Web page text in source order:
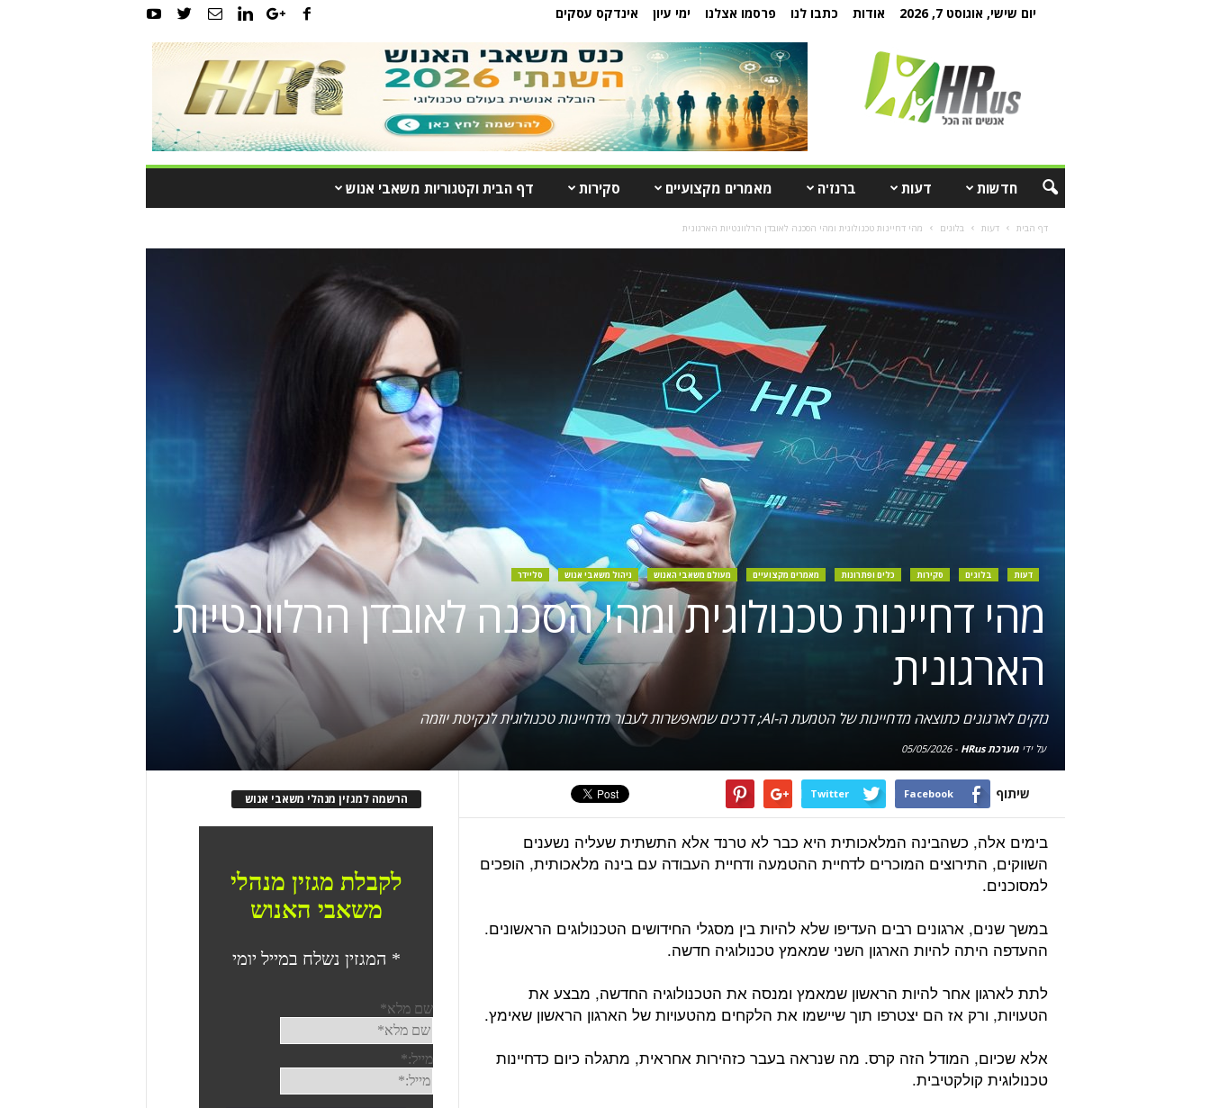
יום שישי, אוגוסט 7, 2026 אודות כתבו לנו פרסמו אצלנו ימי עיון אינדקס עסקים
חדשות דעות ברנז'ה מאמרים מקצועיים סקירות דף הבית וקטגוריות משאבי אנוש
דף הבית דעות בלוגים מהי דחיינות טכנולוגית ומהי הסכנה לאובדן הרלוונטיות הארגונית
דעות בלוגים סקירות כלים ופתרונות מאמרים מקצועיים מעולם משאבי האנוש ניהול משאבי אנוש סליידר
מהי דחיינות טכנולוגית ומהי הסכנה לאובדן הרלוונטיות
הארגונית
נזקים לארגונים כתוצאה מדחיינות של הטמעת ה-AI; דרכים שמאפשרות לעבור מדחיינות טכנולוגית לנקיטת יוזמה
על ידימערכת HRus -
05/05/2026
שיתוף Facebook
Twitter
בימים אלה, כשהבינה המלאכותית היא כבר לא טרנד אלא התשתית שעליה נשענים
השווקים, התירוצים המוכרים לדחיית ההטמעה ודחיית העבודה עם בינה מלאכותית, הופכים
למסוכנים.
במשך שנים, ארגונים רבים העדיפו שלא להיות בין מסגלי החידושים הטכנולוגים הראשונים.
ההעדפה היתה להיות הארגון השני שמאמץ טכנולוגיה חדשה.
לתת לארגון אחר להיות הראשון שמאמץ ומנסה את הטכנולוגיה החדשה, מבצע את
הטעויות, ורק אז הם יצטרפו תוך שיישמו את הלקחים מהטעויות של הארגון הראשון שאימץ.
אלא שכיום, המודל הזה קרס. מה שנראה בעבר כזהירות אחראית, מתגלה כיום כדחיינות
טכנולוגית קולקטיבית.
הרשמה למגזין מנהלי משאבי אנוש